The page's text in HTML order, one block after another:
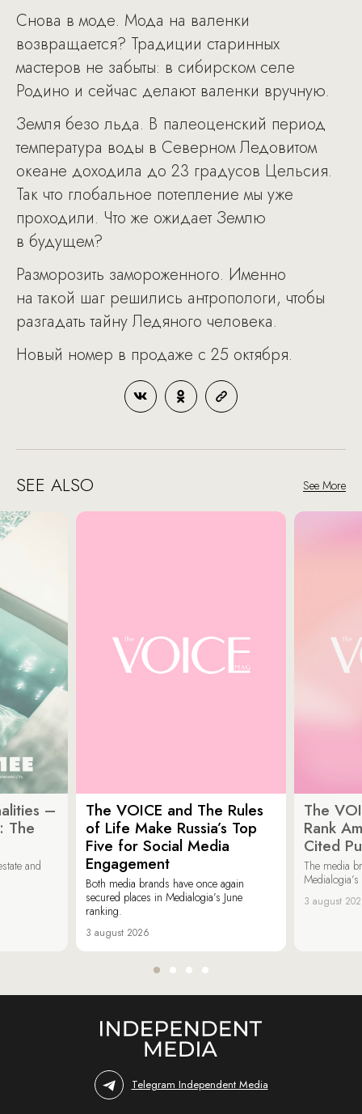
Снова в моде. Мода на валенки
возвращается? Традиции старинных
мастеров не забыты: в сибирском селе
Родино и сейчас делают валенки вручную.
Земля безо льда. В палеоценский период
температура воды в Северном Ледовитом
океане доходила до 23 градусов Цельсия.
Так что глобальное потепление мы уже
проходили. Что же ожидает Землю
в будущем?
Разморозить замороженного. Именно
на такой шаг решились антропологи, чтобы
разгадать тайну Ледяного человека.
Новый номер в продаже с 25 октября.
SEE ALSO See More
–
The
and
The VOICE and The Rules
of Life Make Russia’s Top
Five for Social Media
Engagement
Both media brands have once again
secured places in Medialogia’s June
ranking.
3 august 2026
The
Rank
Cited
The media
3 august
Telegram Independent Media